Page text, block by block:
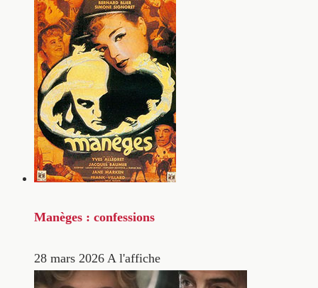
Manèges : confessions
28 mars 2026 A l'affiche